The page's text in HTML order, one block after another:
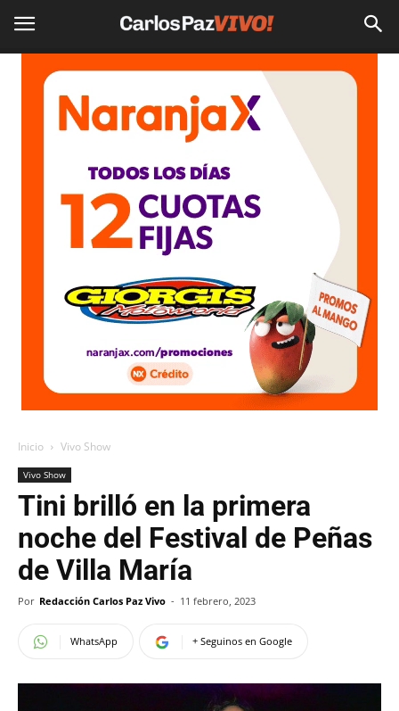
Inicio Vivo Show
Vivo Show
Tini brilló en la primera
noche del Festival de Peñas
de Villa María
Por Redacción Carlos Paz Vivo - 11 febrero, 2023
WhatsApp + Seguinos en Google